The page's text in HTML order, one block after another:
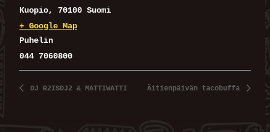
Kuopio, 70100 Suomi
+ Google Map
Puhelin
044 7060800
DJ R2ISDJ2 & MATTIWATTI Äitienpäivän tacobuffa